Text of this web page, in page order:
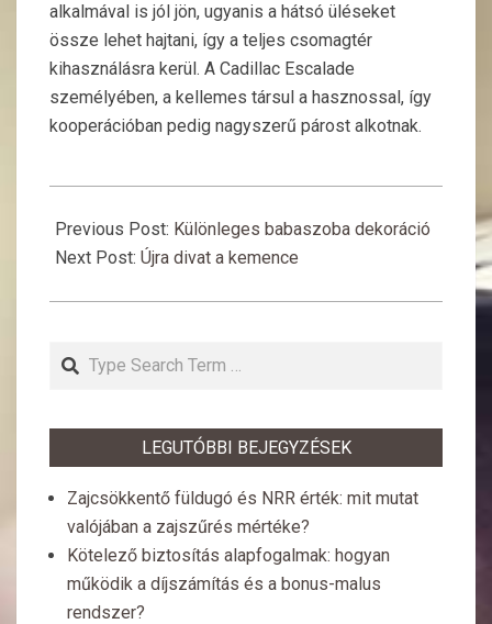
alkalmával is jól jön, ugyanis a hátsó üléseket
össze lehet hajtani, így a teljes csomagtér
kihasználásra kerül. A Cadillac Escalade
személyében, a kellemes társul a hasznossal, így
kooperációban pedig nagyszerű párost alkotnak.
07-
31
Previous Post: Különleges babaszoba dekoráció
Next Post: Újra divat a kemence
Search
LEGUTÓBBI BEJEGYZÉSEK
Zajcsökkentő füldugó és NRR érték: mit mutat
valójában a zajszűrés mértéke?
Kötelező biztosítás alapfogalmak: hogyan
működik a díjszámítás és a bonus-malus
rendszer?